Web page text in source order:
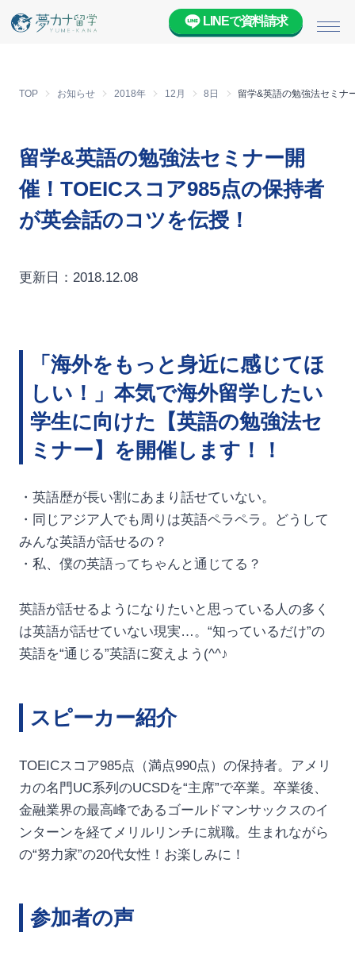
メ
LINEで資料請求
TOP お知らせ 2018年 12月 8日 留学&英語の勉強法セミナ
留学&英語の勉強法セミナー開
催！TOEICスコア985点の保持者
が英会話のコツを伝授！
更新日：2018.12.08
「海外をもっと身近に感じてほ
しい！」本気で海外留学したい
学生に向けた【英語の勉強法セ
ミナー】を開催します！！
・英語歴が長い割にあまり話せていない。
・同じアジア人でも周りは英語ペラペラ。どうして
みんな英語が話せるの？
・私、僕の英語ってちゃんと通じてる？
英語が話せるようになりたいと思っている人の多く
は英語が話せていない現実…。“知っているだけ”の
英語を“通じる”英語に変えよう(^^♪
スピーカー紹介
TOEICスコア985点（満点990点）の保持者。アメリ
カの名門UC系列のUCSDを“主席”で卒業。卒業後、
金融業界の最高峰であるゴールドマンサックスのイ
ンターンを経てメリルリンチに就職。生まれながら
の“努力家”の20代女性！お楽しみに！
参加者の声